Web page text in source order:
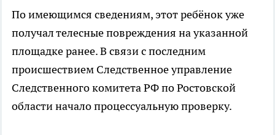
По имеющимся сведениям, этот ребёнок уже
получал телесные повреждения на указанной
площадке ранее. В связи с последним
происшествием Следственное управление
Следственного комитета РФ по Ростовской
области начало процессуальную проверку.